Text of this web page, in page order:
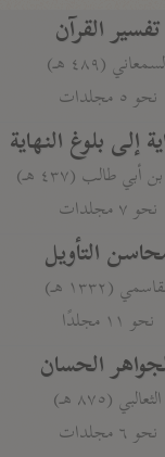
تفسير القرآن
(٤٨٩ هـ)
نحو ٥ مجلدات
إلى بلوغ النهاية
طالب (٤٣٧ هـ)
نحو ٧ مجلدات
التأويل
(١٣٣٢ هـ)
نحو ١١ مجلدًا
الحسان
الثعالبي (٨٧٥ هـ)
نحو ٦ مجلدات